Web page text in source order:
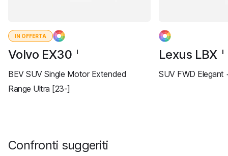
IN OFFERTA
Volvo EX30 I
BEV SUV Single Motor Extended
Range Ultra [23-]
Lexus LBX I
SUV FWD
Confronti suggeriti